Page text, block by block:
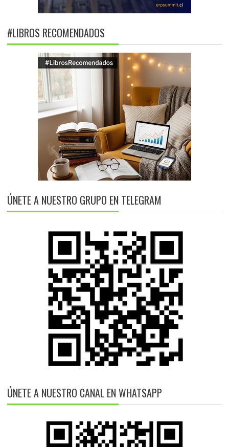
#LIBROS RECOMENDADOS
ÚNETE A NUESTRO GRUPO EN TELEGRAM
ÚNETE A NUESTRO CANAL EN WHATSAPP